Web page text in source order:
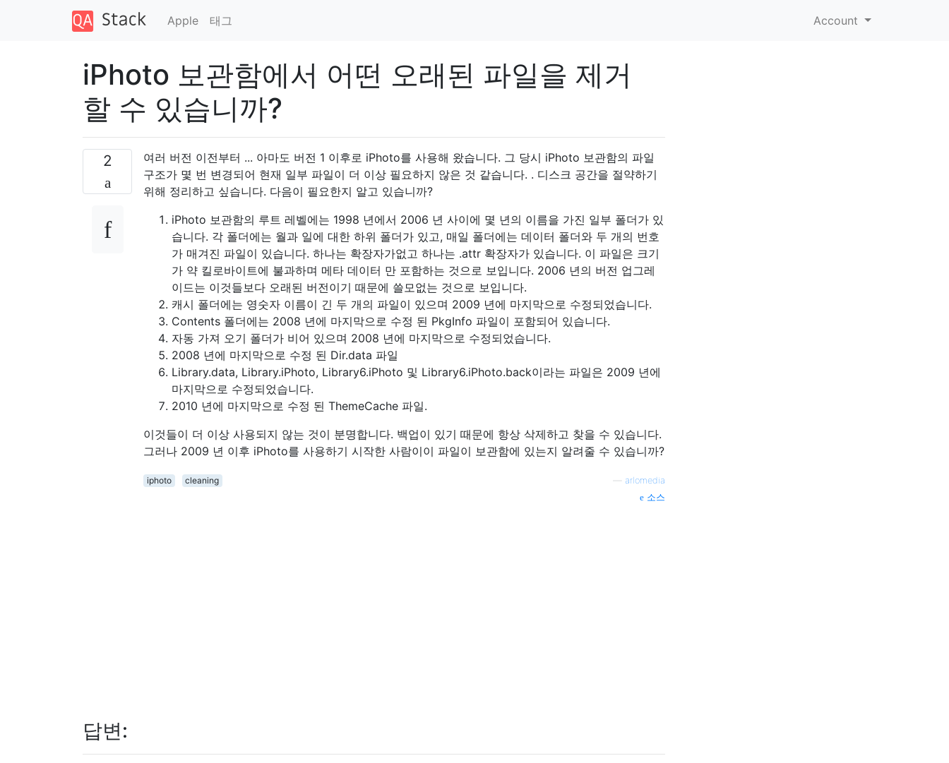
Apple 태그 Account
iPhoto 보관함에서 어떤 오래된 파일을 제거
할 수 있습니까?
2
여러 버전 이전부터 ... 아마도 버전 1 이후로 iPhoto를 사용해 왔습니다. 그 당시 iPhoto 보관함의 파일
구조가 몇 번 변경되어 현재 일부 파일이 더 이상 필요하지 않은 것 같습니다. . 디스크 공간을 절약하기
위해 정리하고 싶습니다. 다음이 필요한지 알고 있습니까?
iPhoto 보관함의 루트 레벨에는 1998 년에서 2006 년 사이에 몇 년의 이름을 가진 일부 폴더가 있
습니다. 각 폴더에는 월과 일에 대한 하위 폴더가 있고, 매일 폴더에는 데이터 폴더와 두 개의 번호
가 매겨진 파일이 있습니다. 하나는 확장자가없고 하나는 .attr 확장자가 있습니다. 이 파일은 크기
가 약 킬로바이트에 불과하며 메타 데이터 만 포함하는 것으로 보입니다. 2006 년의 버전 업그레
이드는 이것들보다 오래된 버전이기 때문에 쓸모없는 것으로 보입니다.
캐시 폴더에는 영숫자 이름이 긴 두 개의 파일이 있으며 2009 년에 마지막으로 수정되었습니다.
Contents 폴더에는 2008 년에 마지막으로 수정 된 PkgInfo 파일이 포함되어 있습니다.
자동 가져 오기 폴더가 비어 있으며 2008 년에 마지막으로 수정되었습니다.
2008 년에 마지막으로 수정 된 Dir.data 파일
Library.data, Library.iPhoto, Library6.iPhoto 및 Library6.iPhoto.back이라는 파일은 2009 년에
마지막으로 수정되었습니다.
2010 년에 마지막으로 수정 된 ThemeCache 파일.
이것들이 더 이상 사용되지 않는 것이 분명합니다. 백업이 있기 때문에 항상 삭제하고 찾을 수 있습니다.
그러나 2009 년 이후 iPhoto를 사용하기 시작한 사람이이 파일이 보관함에 있는지 알려줄 수 있습니까?
iphoto cleaning
arlomedia
소스
답변: